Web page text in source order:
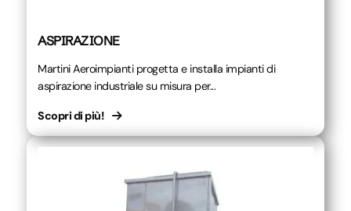
ASPIRAZIONE
Martini Aeroimpianti progetta e installa impianti di
aspirazione industriale su misura per...
Scopri di più!